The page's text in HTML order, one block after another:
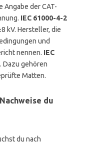
Angabe der CAT-
IEC 61000-4-2
kV. Hersteller, die
und
nennen. IEC
Dazu gehören
Matten.
du
du nach